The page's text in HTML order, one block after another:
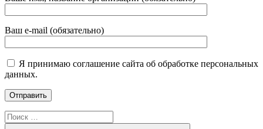
Ваш e-mail (обязательно)
Я принимаю соглашение сайта об обработке персональных
данных.
Поиск
для: